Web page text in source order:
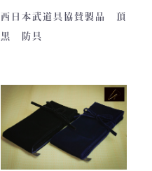
【商品内容】
・頂黒セット
西日本武道具協賛製品 頂
黒 防具